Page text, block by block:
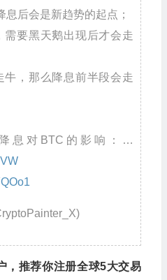
后会是新趋势的起点；
需要黑天鹅出现后才会走
牛，那么降息前半段会走
息对BTC的影响：…
，推荐你注册全球5大交易